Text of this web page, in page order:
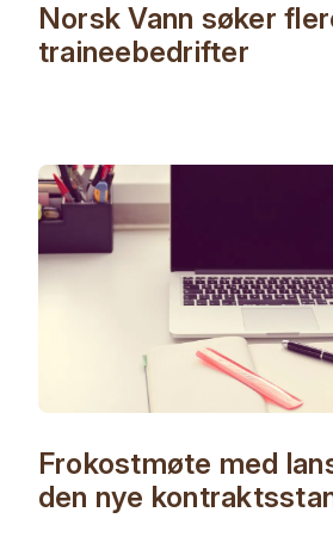
Norsk Vann søker
traineebedrifter
Frokostmøte med
den nye